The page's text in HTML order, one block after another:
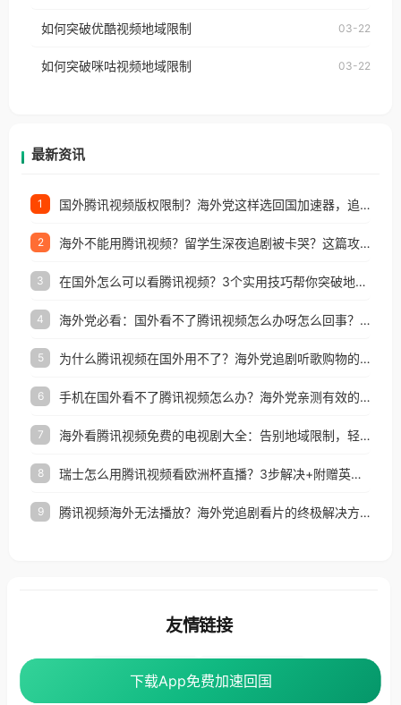
权限制所困扰。
制问题，且仅能在中国大陆地区播放。 遇到这个问题
户收听网易云音乐地区版权限制」的问题，无论人在
如何突破优酷视频地域限制 03-22
如何突破咪咕视频地域限制 03-22
最新资讯
1 国外腾讯视频版权限制？海外党这样选回国加速器，追剧听歌办事全搞定
2 海外不能用腾讯视频？留学生深夜追剧被卡哭？这篇攻略帮你一键回国看剧听歌
3 在国外怎么可以看腾讯视频？3个实用技巧帮你突破地域限制（附避坑指南）
4 海外党必看：国外看不了腾讯视频怎么办呀怎么回事？3步解决地区限制
5 为什么腾讯视频在国外用不了？海外党追剧听歌购物的终极解决方案
6 手机在国外看不了腾讯视频怎么办？海外党亲测有效的追剧自由指南
7 海外看腾讯视频免费的电视剧大全：告别地域限制，轻松追剧的实用指南
8 瑞士怎么用腾讯视频看欧洲杯直播？3步解决+附赠英国多米音乐爱奇艺省钱攻略
9 腾讯视频海外无法播放？海外党追剧看片的终极解决方案来了
下载App免费加速回国
下载App免费加速回国
友情链接